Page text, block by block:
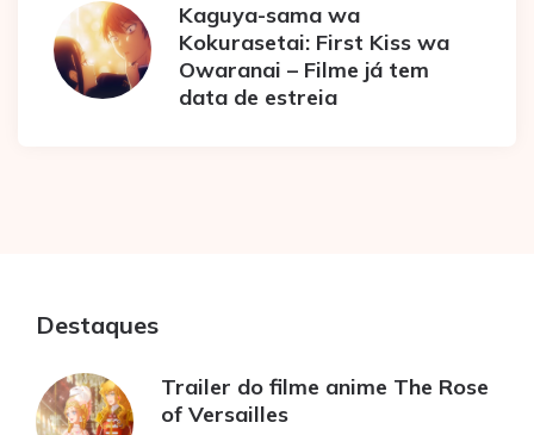
Kaguya-sama wa
Kokurasetai: First Kiss wa
Owaranai – Filme já tem
data de estreia
Destaques
Trailer do filme anime The Rose
of Versailles